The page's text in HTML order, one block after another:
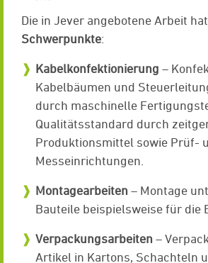
Die in Jever angebotene Arbeit
Schwerpunkte:
Kabelkonfektionierung –
Kabelbäumen und
durch maschinelle
Qualitätsstandard durch
Produktionsmittel sowie Prüf-
Messeinrichtungen.
Montagearbeiten – Montage
Bauteile beispielsweise für die
Verpackungsarbeiten –
Artikel in Kartons, Schachteln